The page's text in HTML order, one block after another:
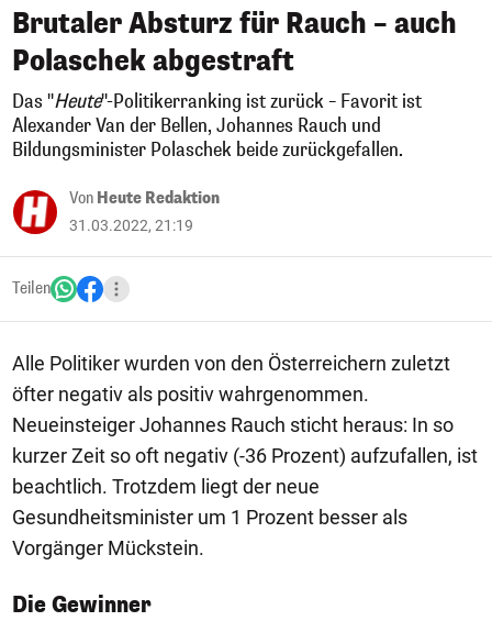
Brutaler Absturz für Rauch – auch
Polaschek abgestraft
Das "Heute"-Politikerranking ist zurück – Favorit ist
Alexander Van der Bellen, Johannes Rauch und
Bildungsminister Polaschek beide zurückgefallen.
Von Heute Redaktion
31.03.2022, 21:19
Teilen
Alle Politiker wurden von den Österreichern zuletzt
öfter negativ als positiv wahrgenommen.
Neueinsteiger Johannes Rauch sticht heraus: In so
kurzer Zeit so oft negativ (-36 Prozent) aufzufallen, ist
beachtlich. Trotzdem liegt der neue
Gesundheitsminister um 1 Prozent besser als
Vorgänger Mückstein.
Die Gewinner